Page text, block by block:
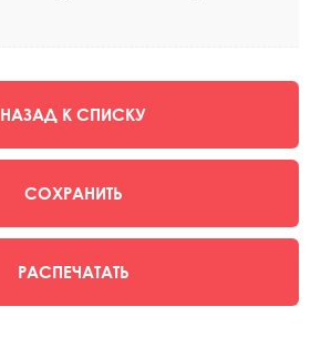
НАЗАД К СПИСКУ
СОХРАНИТЬ
РАСПЕЧАТАТЬ